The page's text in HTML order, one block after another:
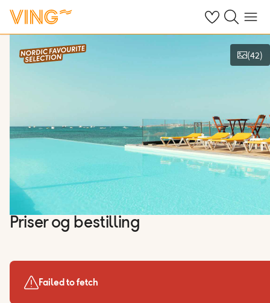
Se dine sparte
Søk påMeny
Se bilder og film
(42)
Priser og bestilling
Failed to fetch